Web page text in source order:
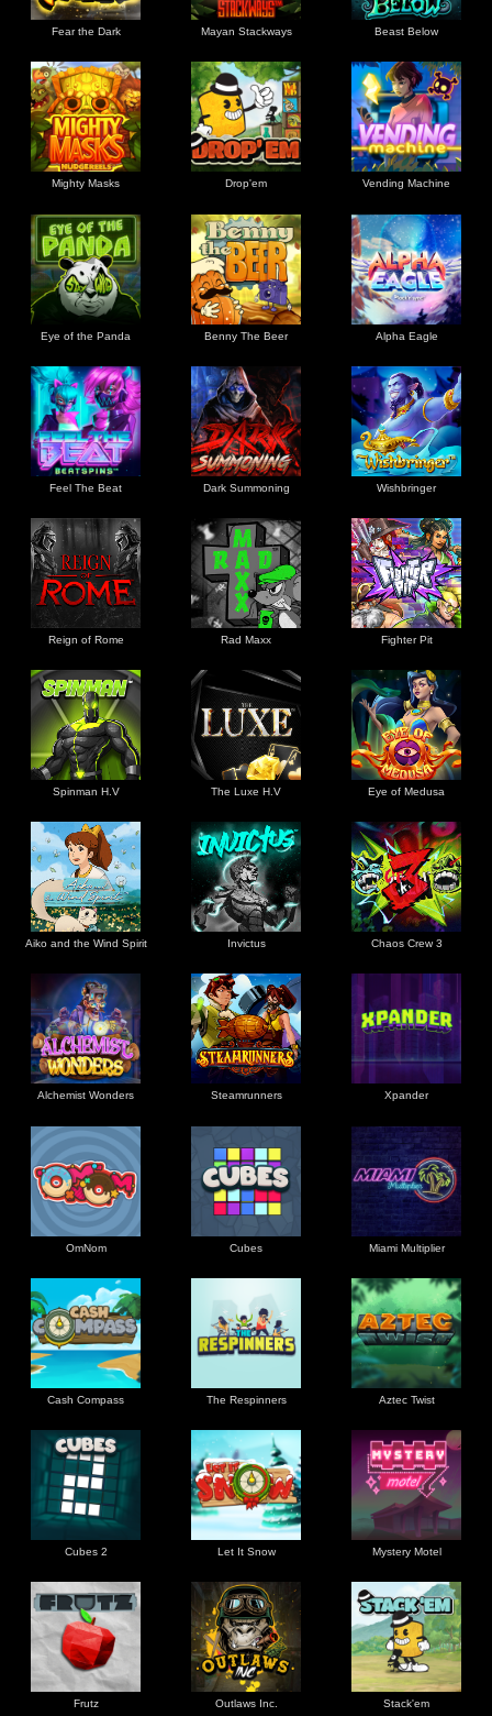
Fear the Dark Mayan Stackways Beast Below
Mighty Masks Drop'em Vending Machine
Eye of the Panda Benny The Beer Alpha Eagle
Feel The Beat Dark Summoning Wishbringer
Reign of Rome Rad Maxx Fighter Pit
Spinman H.V The Luxe H.V Eye of Medusa
Aiko and the Wind Spirit Invictus Chaos Crew 3
Alchemist Wonders Steamrunners Xpander
OmNom Cubes Miami Multiplier
Cash Compass The Respinners Aztec Twist
Cubes 2 Let It Snow Mystery Motel
Frutz Outlaws Inc. Stack'em